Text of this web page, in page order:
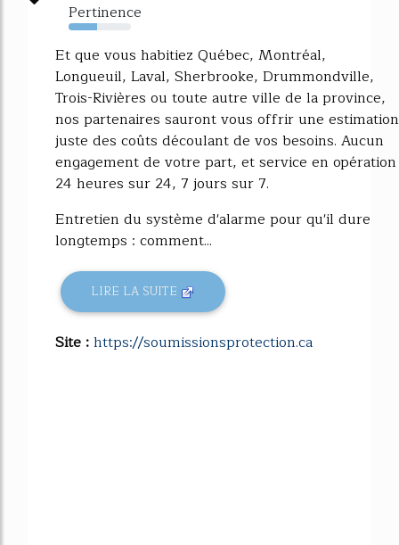
Pertinence
46%
Et que vous habitiez Québec, Montréal,
Longueuil, Laval, Sherbrooke, Drummondville,
Trois-Rivières ou toute autre ville de la province,
nos partenaires sauront vous offrir une estimation
juste des coûts découlant de vos besoins. Aucun
engagement de votre part, et service en opération
24 heures sur 24, 7 jours sur 7.
Entretien du système d'alarme pour qu'il dure
longtemps : comment...
LIRE LA SUITE
Site :https://soumissionsprotection.ca